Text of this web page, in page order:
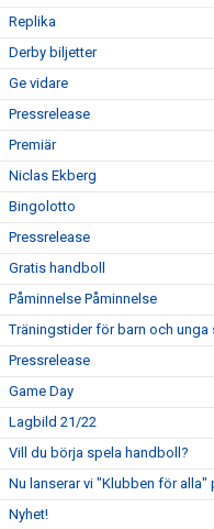
Replika
Derby biljetter
Ge vidare
Pressrelease
Premiär
Niclas Ekberg
Bingolotto
Pressrelease
Gratis handboll
Påminnelse Påminnelse
Träningstider för barn och unga
Pressrelease
Game Day
Lagbild 21/22
Vill du börja spela handboll?
Nu lanserar vi "Klubben för alla"
Nyhet!